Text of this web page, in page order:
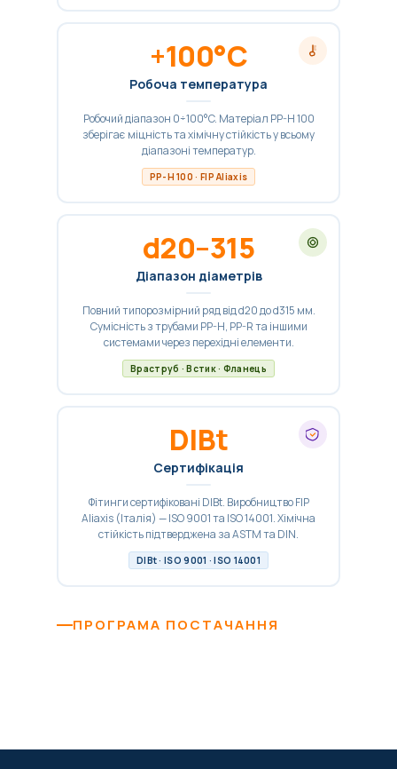
+100°C
Робоча температура
Робочий діапазон 0÷100°C. Матеріал PP-H 100
зберігає міцність та хімічну стійкість у всьому
діапазоні температур.
PP-H 100 · FIP Aliaxis
d20–315
Діапазон діаметрів
Повний типорозмірний ряд від d20 до d315 мм.
Сумісність з трубами PP-H, PP-R та іншими
системами через перехідні елементи.
Враструб · Встик · Фланець
DIBt
Сертифікація
Фітинги сертифіковані DIBt. Виробництво FIP
Aliaxis (Італія) — ISO 9001 та ISO 14001. Хімічна
стійкість підтверджена за ASTM та DIN.
DIBt · ISO 9001 · ISO 14001
ПРОГРАМА ПОСТАЧАННЯ